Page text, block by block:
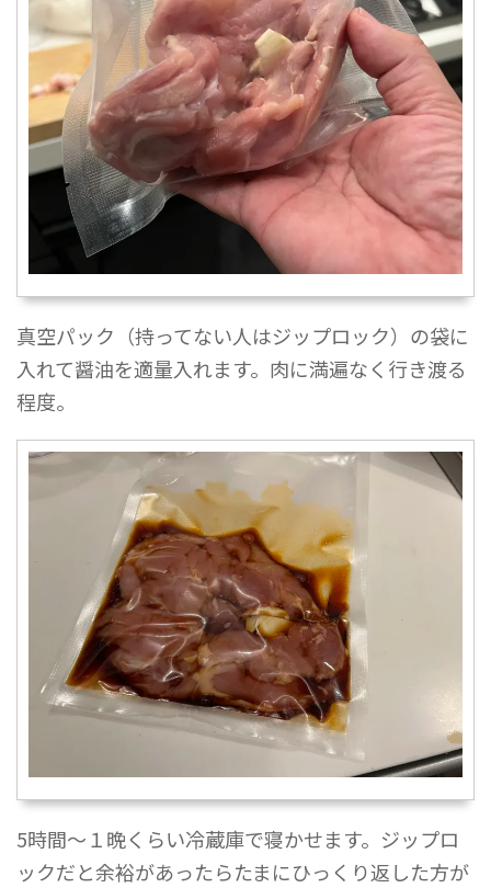
真空パック（持ってない人はジップロック）の袋に
入れて醤油を適量入れます。肉に満遍なく行き渡る
程度。
5時間〜１晩くらい冷蔵庫で寝かせます。ジップロ
ックだと余裕があったらたまにひっくり返した方が